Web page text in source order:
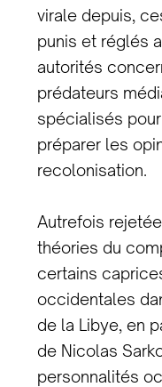
virale depuis,
punis et réglés
autorités
prédateurs
spécialisés
préparer les
recolonisation.
Autrefois
théories du
certains
occidentales
de la Libye, en
de Nicolas
personnalités